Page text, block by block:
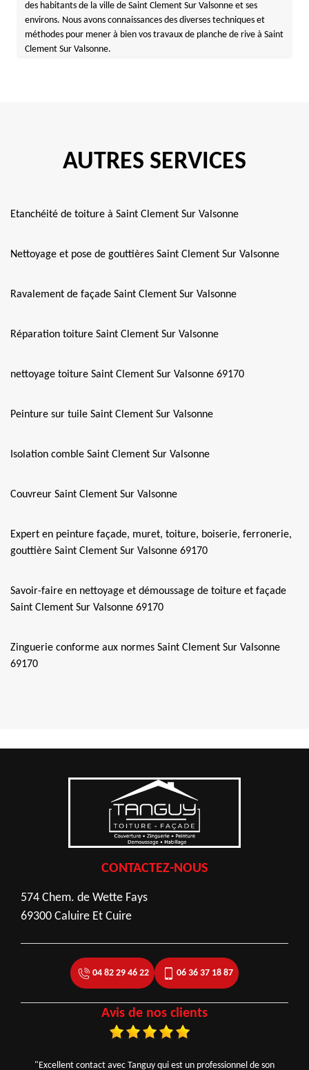
des habitants de la ville de Saint Clement Sur Valsonne et ses
environs. Nous avons connaissances des diverses techniques et
méthodes pour mener à bien vos travaux de planche de rive à Saint
Clement Sur Valsonne.
AUTRES SERVICES
Etanchéité de toiture à Saint Clement Sur Valsonne
Nettoyage et pose de gouttières Saint Clement Sur Valsonne
Ravalement de façade Saint Clement Sur Valsonne
Réparation toiture Saint Clement Sur Valsonne
nettoyage toiture Saint Clement Sur Valsonne 69170
Peinture sur tuile Saint Clement Sur Valsonne
Isolation comble Saint Clement Sur Valsonne
Couvreur Saint Clement Sur Valsonne
Expert en peinture façade, muret, toiture, boiserie, ferronerie,
gouttière Saint Clement Sur Valsonne 69170
Savoir-faire en nettoyage et démoussage de toiture et façade
Saint Clement Sur Valsonne 69170
Zinguerie conforme aux normes Saint Clement Sur Valsonne
69170
CONTACTEZ-NOUS
574 Chem. de Wette Fays
69300 Caluire Et Cuire
04 82 29 46 22 06 36 37 18 87
Avis de nos clients
"Excellent contact avec Tanguy qui est un professionnel de son